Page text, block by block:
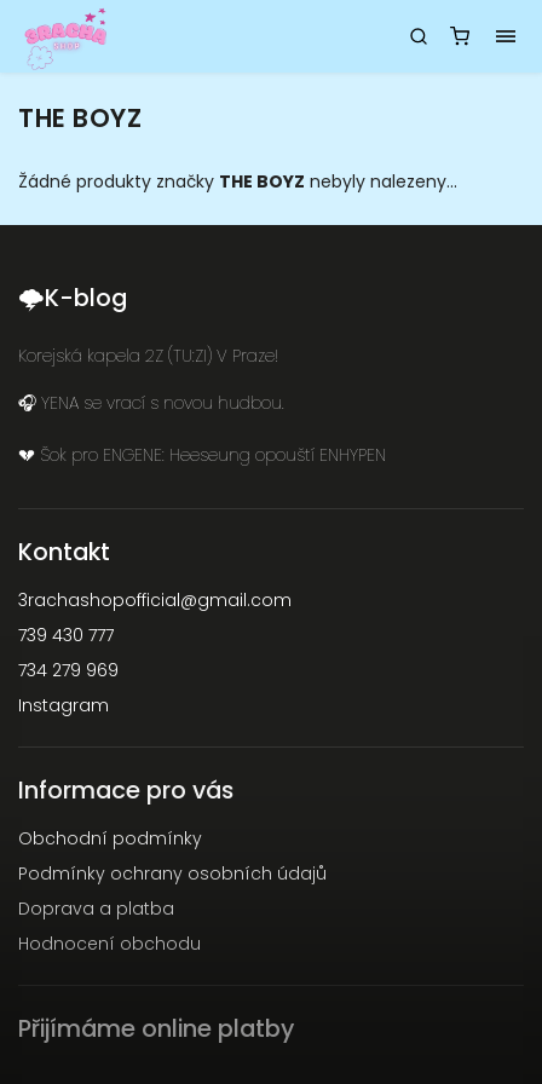
THE BOYZ
Žádné produkty značky THE BOYZ nebyly nalezeny...
🌩K-blog
Korejská kapela 2Z (TU:ZI) V Praze!
🎧 YENA se vrací s novou hudbou.
💔 Šok pro ENGENE: Heeseung opouští ENHYPEN
Kontakt
3rachashopofficial@gmail.com
739 430 777
734 279 969
Instagram
Informace pro vás
Obchodní podmínky
Podmínky ochrany osobních údajů
Doprava a platba
Hodnocení obchodu
Přijímáme online platby